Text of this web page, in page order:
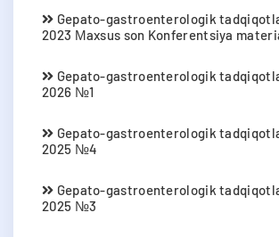
Gepato-gastroenterologik
2023 Мaxsus son Konferentsiya
Gepato-gastroenterologik
2026 №1
Gepato-gastroenterologik
2025 №4
Gepato-gastroenterologik
2025 №3